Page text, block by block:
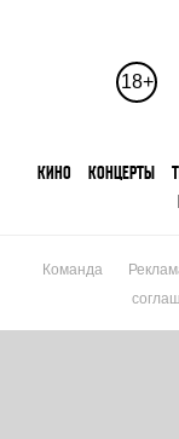
18+
КИНО КОНЦЕРТЫ
Команда